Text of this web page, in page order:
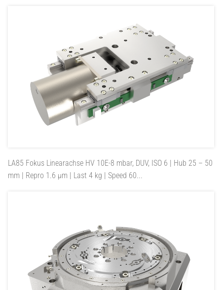
LA85 Fokus Linearachse HV 10E-8 mbar, DUV, ISO 6 | Hub 25 – 50
mm | Repro 1.6 µm | Last 4 kg | Speed 60...